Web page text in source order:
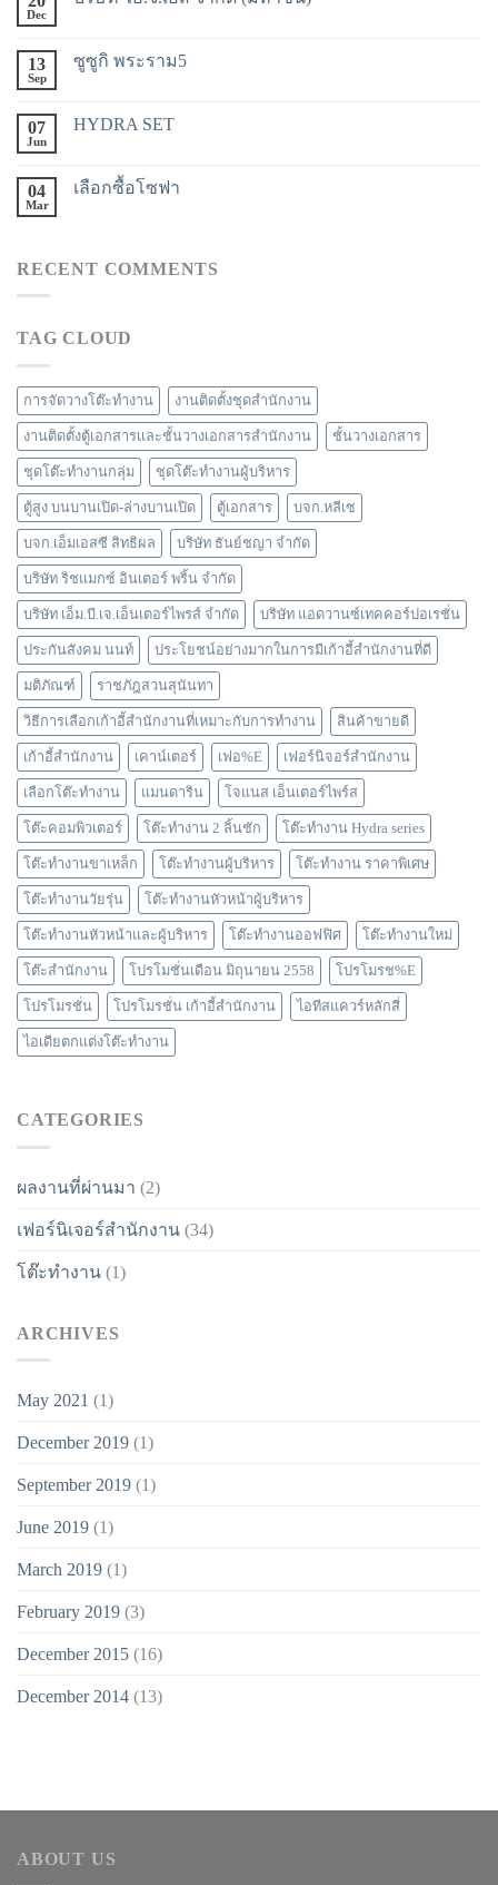
Dec
13
Sep
ซูซูกิ พระราม5
07
Jun
HYDRA SET
04
Mar
เลือกซื้อโซฟา
RECENT COMMENTS
TAG CLOUD
การจัดวางโต๊ะทำงาน งานติดตั้งชุดสำนักงาน
งานติดตั้งตู้เอกสารเเละชั้นวางเอกสารสำนักงาน ชั้นวางเอกสาร
ชุดโต๊ะทำงานกลุ่ม ชุดโต๊ะทำงานผู้บริหาร
ตู้สูง บนบานเปิด-ล่างบานเปิด ตู้เอกสาร บจก.หลีเซ
บจก.เอ็มเอสซี สิทธิผล บริษัท ธันย์ชญา จำกัด
บริษัท ริชแมกซ์ อินเตอร์ พริ้น จำกัด
บริษัท เอ็ม.บี.เจ.เอ็นเตอร์ไพรส์ จำกัด บริษัท แอดวานซ์เทคคอร์ปอเรชั่น
ประกันสังคม นนท์ ประโยชน์อย่างมากในการมีเก้าอี้สำนักงานที่ดี
มติภัณฑ์ ราชภัฎสวนสุนันทา
วิธีการเลือกเก้าอี้สำนักงานที่เหมาะกับการทำงาน สินค้าขายดี
เก้าอี้สำนักงาน เคาน์เตอร์ เฟอ%E เฟอร์นิจอร์สำนักงาน
เลือกโต๊ะทำงาน แมนดาริน โจแนส เอ็นเตอร์ไพร์ส
โต๊ะคอมพิวเตอร์ โต๊ะทำงาน 2 ลิ้นชัก โต๊ะทำงาน Hydra series
โต๊ะทำงานขาเหล็ก โต๊ะทำงานผู้บริหาร โต๊ะทำงาน ราคาพิเศษ
โต๊ะทำงานวัยรุ่น โต๊ะทำงานหัวหน้าผู้บริหาร
โต๊ะทำงานหัวหน้าและผู้บริหาร โต๊ะทำงานออฟฟิศ โต๊ะทำงานใหม่
โต๊ะสำนักงาน โปรโมชั่นเดือน มิถุนายน 2558 โปรโมรช%E
โปรโมรชั่น โปรโมรชั่น เก้าอี้สำนักงาน ไอทีสแควร์หลักสี่
ไอเดียตกแต่งโต๊ะทำงาน
CATEGORIES
ผลงานที่ผ่านมา (2)
เฟอร์นิเจอร์สำนักงาน (34)
โต๊ะทำงาน (1)
ARCHIVES
May 2021 (1)
December 2019 (1)
September 2019 (1)
June 2019 (1)
March 2019 (1)
February 2019 (3)
December 2015 (16)
December 2014 (13)
ABOUT US